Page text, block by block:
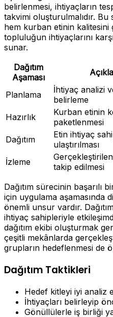
belirlenmesi, ihtiyaçların
takvimi oluşturulmalıdır.
hem kurban etinin kalitesini
topluluğun ihtiyaçlarını
sunar.
Dağıtım
Aşaması
Planlama
İhtiyaç analizi
belirleme
Hazırlık
Kurban etinin
paketlenmesi
Dağıtım
Etin ihtiyaç
ulaştırılması
İzleme
Gerçekleştirilen
takip edilmesi
Dağıtım sürecinin başarılı
için uygulama aşamasında
önemli unsur vardır.
ihtiyaç sahipleriyle
dağıtım ekibi oluşturmak
çeşitli mekânlarda
grupların hedeflenmesi de
Dağıtım Taktikleri
Hedef kitleyi iyi analiz
İhtiyaçları belirleyip
Gönüllülerle iş birliği